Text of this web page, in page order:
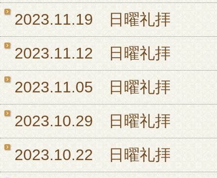
2023.11.19 日曜礼拝
2023.11.12 日曜礼拝
2023.11.05 日曜礼拝
2023.10.29 日曜礼拝
2023.10.22 日曜礼拝